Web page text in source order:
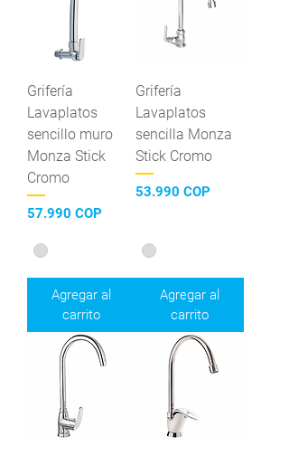
Grifería
Lavaplatos
sencillo muro
Monza Stick
Cromo
Precio
57.990 COP
Agregar al
carrito
Grifería
Lavaplatos
sencilla Monza
Stick Cromo
Precio
53.990 COP
Agregar al
carrito